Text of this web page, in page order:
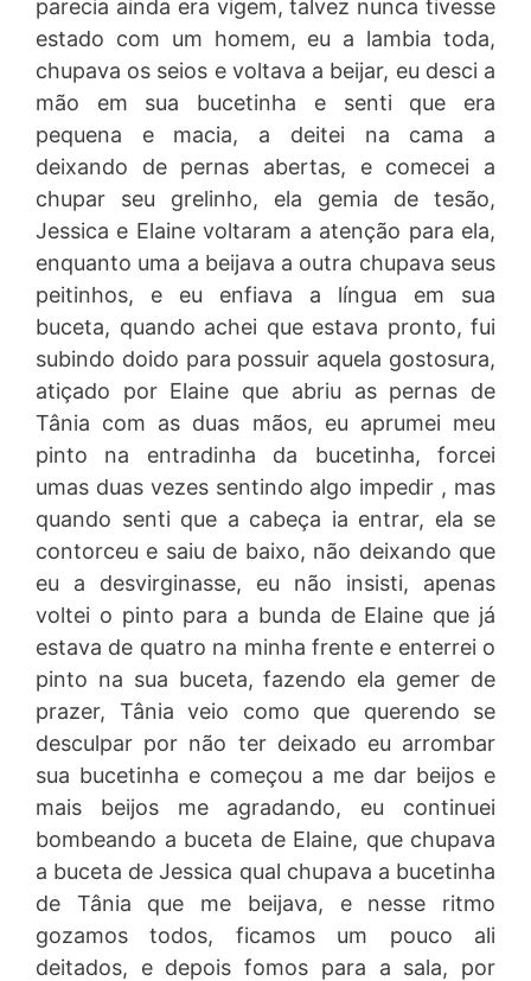
parecia ainda era vigem, talvez nunca tivesse
estado com um homem, eu a lambia toda,
chupava os seios e voltava a beijar, eu desci a
mão em sua bucetinha e senti que era
pequena e macia, a deitei na cama a
deixando de pernas abertas, e comecei a
chupar seu grelinho, ela gemia de tesão,
Jessica e Elaine voltaram a atenção para ela,
enquanto uma a beijava a outra chupava seus
peitinhos, e eu enfiava a língua em sua
buceta, quando achei que estava pronto, fui
subindo doido para possuir aquela gostosura,
atiçado por Elaine que abriu as pernas de
Tânia com as duas mãos, eu aprumei meu
pinto na entradinha da bucetinha, forcei
umas duas vezes sentindo algo impedir , mas
quando senti que a cabeça ia entrar, ela se
contorceu e saiu de baixo, não deixando que
eu a desvirginasse, eu não insisti, apenas
voltei o pinto para a bunda de Elaine que já
estava de quatro na minha frente e enterrei o
pinto na sua buceta, fazendo ela gemer de
prazer, Tânia veio como que querendo se
desculpar por não ter deixado eu arrombar
sua bucetinha e começou a me dar beijos e
mais beijos me agradando, eu continuei
bombeando a buceta de Elaine, que chupava
a buceta de Jessica qual chupava a bucetinha
de Tânia que me beijava, e nesse ritmo
gozamos todos, ficamos um pouco ali
deitados, e depois fomos para a sala, por